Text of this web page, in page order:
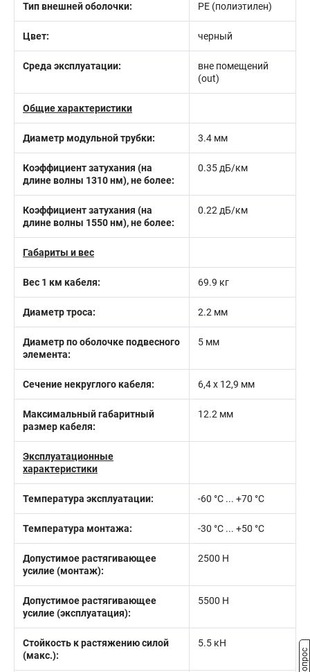
Тип внешней оболочки: PE (полиэтилен)
Цвет: черный
Среда эксплуатации:
вне помещений
(out)
Общие характеристики
Диаметр модульной трубки: 3.4 мм
Коэффициент затухания (на
длине волны 1310 нм), не более:
0.35 дБ/км
Коэффициент затухания (на
длине волны 1550 нм), не более:
0.22 дБ/км
Габариты и вес
Вес 1 км кабеля: 69.9 кг
Диаметр троса: 2.2 мм
Диаметр по оболочке подвесного
элемента:
5 мм
Сечение некруглого кабеля: 6,4 x 12,9 мм
Максимальный габаритный
размер кабеля:
12.2 мм
Эксплуатационные
характеристики
Температура эксплуатации: -60 °С ... +70 °С
Температура монтажа: -30 °С ... +50 °С
Допустимое растягивающее
усилие (монтаж):
2500 Н
Допустимое растягивающее
усилие (эксплуатация):
5500 Н
Стойкость к растяжению силой
(макс.):
5.5 кН